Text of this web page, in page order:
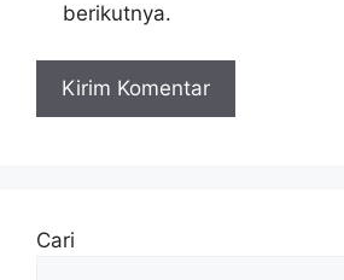
berikutnya.
Cari